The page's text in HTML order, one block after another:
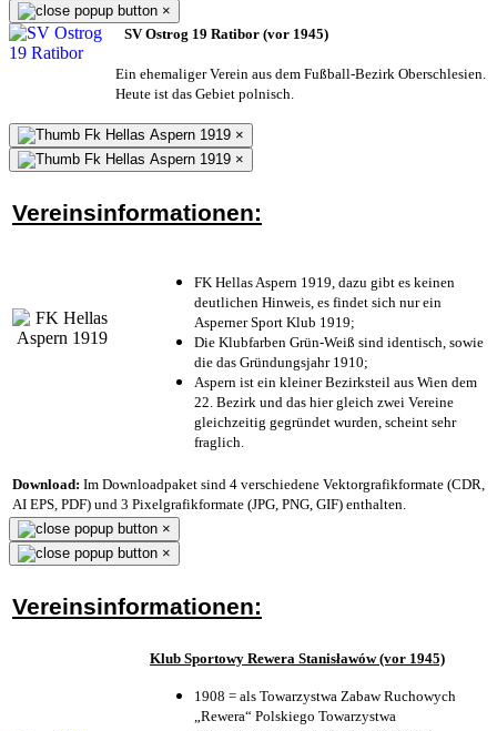
×
SV Ostrog 19 Ratibor (vor 1945)
Ein ehemaliger Verein aus dem Fußball-Bezirk Oberschlesien.
Heute ist das Gebiet polnisch.
×
×
Vereinsinformationen:
FK Hellas Aspern 1919, dazu gibt es keinen
deutlichen Hinweis, es findet sich nur ein
Asperner Sport Klub 1919;
Die Klubfarben Grün-Weiß sind identisch, sowie
die das Gründungsjahr 1910;
Aspern ist ein kleiner Bezirksteil aus Wien dem
22. Bezirk und das hier gleich zwei Vereine
gleichzeitig gegründet wurden, scheint sehr
fraglich.
Download: Im Downloadpaket sind 4 verschiedene Vektorgrafikformate (CDR,
AI EPS, PDF) und 3 Pixelgrafikformate (JPG, PNG, GIF) enthalten.
×
×
Vereinsinformationen:
Klub Sportowy Rewera Stanisławów (vor 1945)
1908 = als Towarzystwa Zabaw Ruchowych
„Rewera“ Polskiego Towarzystwa